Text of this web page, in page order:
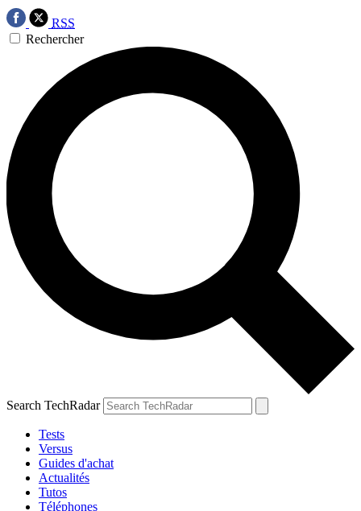
RSS
Rechercher
Search TechRadar
Tests
Versus
Guides d'achat
Actualités
Tutos
Téléphones